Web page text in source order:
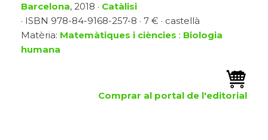
Barcelona, 2018 · Catàlisi
· ISBN 978-84-9168-257-8 · 7 € · castellà
Matèria: Matemàtiques i ciències : Biologia
humana
Comprar al portal de l'editorial